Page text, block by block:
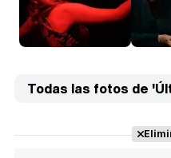
Todas las fotos de